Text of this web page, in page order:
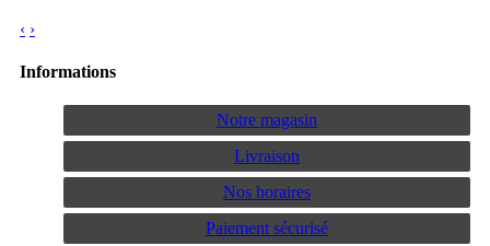
‹ ›
Informations
Notre magasin
Livraison
Nos horaires
Paiement sécurisé